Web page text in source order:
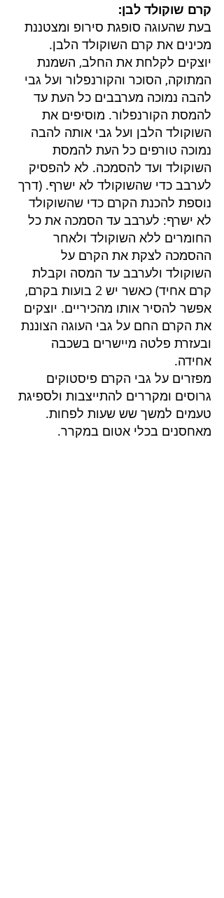
קרם שוקולד לבן:
בעת שהעוגה סופגת סירופ ומצטננת
מכינים את קרם השוקולד הלבן.
יוצקים לקלחת את החלב, השמנת
המתוקה, הסוכר והקורנפלור ועל גבי
להבה נמוכה מערבבים כל העת עד
להמסת הקורנפלור. מוסיפים את
השוקולד הלבן ועל גבי אותה להבה
נמוכה טורפים כל העת להמסת
השוקולד ועד להסמכה. לא להפסיק
לערבב כדי שהשוקולד לא ישרף. (דרך
נוספת להכנת הקרם כדי שהשוקולד
לא ישרף: לערבב עד הסמכה את כל
החומרים ללא השוקולד ולאחר
ההסמכה לצקת את הקרם על
השוקולד ולערבב עד המסה וקבלת
קרם אחיד) כאשר יש 2 בועות בקרם,
אפשר להסיר אותו מהכיריים. יוצקים
את הקרם החם על גבי העוגה הצוננת
ובעזרת פלטה מיישרים בשכבה
אחידה.
מפזרים על גבי הקרם פיסטוקים
גרוסים ומקררים להתייצבות ולספיגת
טעמים למשך שש שעות לפחות.
מאחסנים בכלי אטום במקרר.